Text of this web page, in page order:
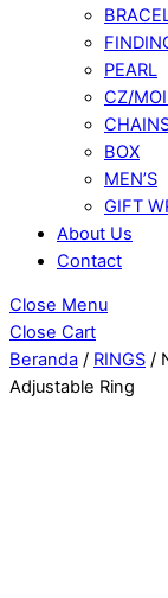
PEARL
CZ/
BOX
MEN’S
GIFT
About Us
Contact
Close Menu
Close Cart
Beranda / RINGS /
Adjustable Ring